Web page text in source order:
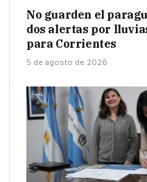
No guarden el
dos alertas por
para Corrientes
5 de agosto de 2026